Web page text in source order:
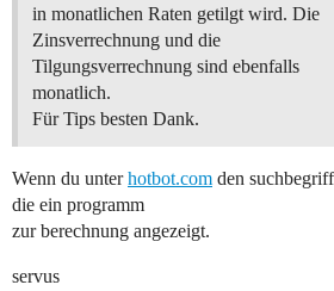
in monatlichen Raten getilgt wird. Die
Zinsverrechnung und die
Tilgungsverrechnung sind ebenfalls
monatlich.
Für Tips besten Dank.
Wenn du unterhotbot.com den
die ein programm
zur berechnung angezeigt.
servus